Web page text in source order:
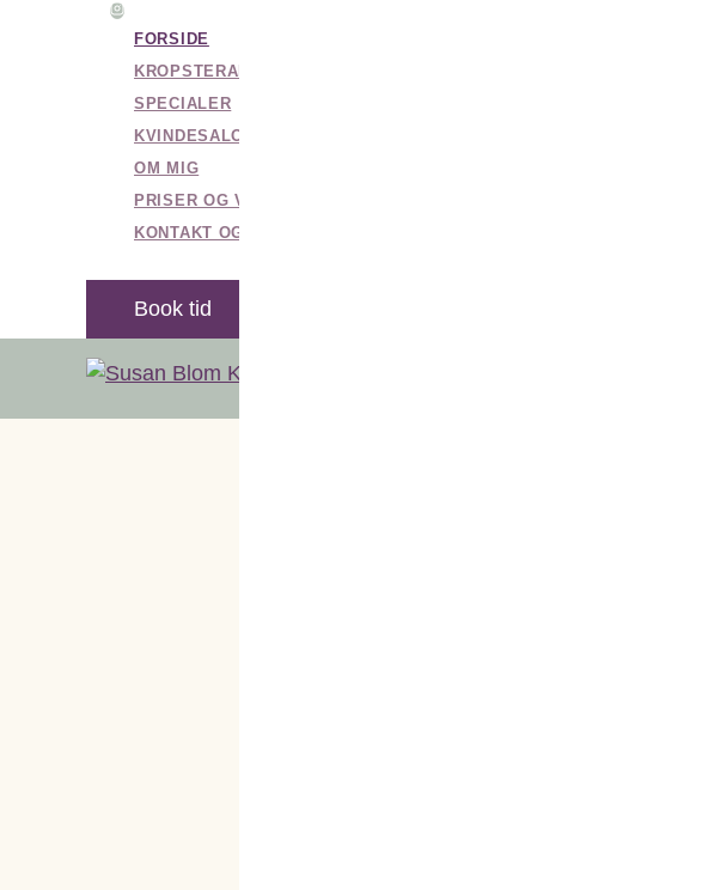
FORSIDE
KROPSTERAPI
SPECIALER
KVINDESALON
OM MIG
PRISER OG VILKÅR
KONTAKT OG BOOKING
Book tid